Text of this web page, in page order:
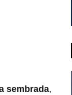
sembrada,